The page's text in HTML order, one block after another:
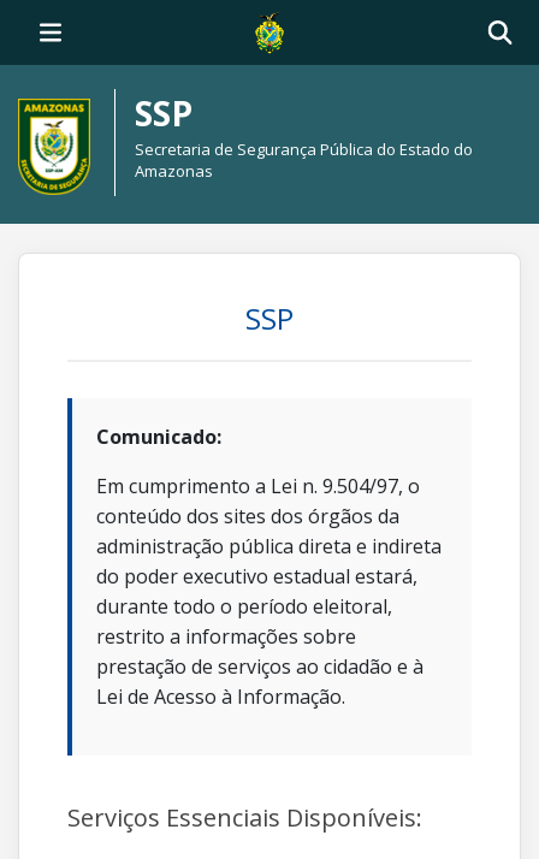
SSP
Secretaria de Segurança Pública do Estado do
Amazonas
SSP
Comunicado:
Em cumprimento a Lei n. 9.504/97, o
conteúdo dos sites dos órgãos da
administração pública direta e indireta
do poder executivo estadual estará,
durante todo o período eleitoral,
restrito a informações sobre
prestação de serviços ao cidadão e à
Lei de Acesso à Informação.
Serviços Essenciais Disponíveis: